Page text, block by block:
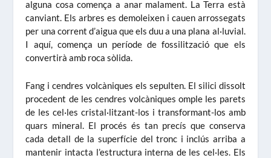
alguna cosa comença a anar malament. La Terra està
canviant. Els arbres es demoleixen i cauen arrossegats
per una corrent d’aigua que els duu a una plana al·luvial.
I aquí, comença un període de fossilització que els
convertirà amb roca sòlida.
Fang i cendres volcàniques els sepulten. El silici dissolt
procedent de les cendres volcàniques omple les parets
de les cel·les cristal·litzant-los i transformant-los amb
quars mineral. El procés és tan precís que conserva
cada detall de la superfície del tronc i inclús arriba a
mantenir intacta l’estructura interna de les cel·les. Els